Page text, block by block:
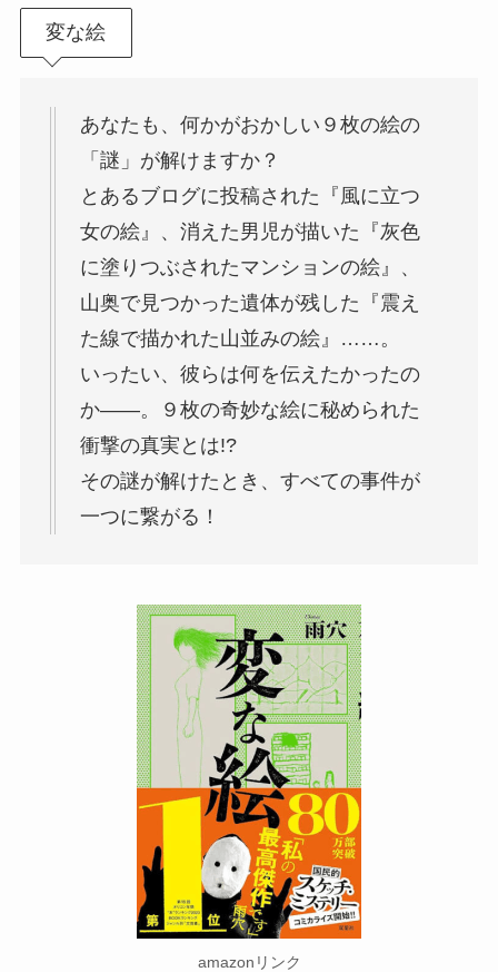
変な絵
あなたも、何かがおかしい９枚の絵の
「謎」が解けますか？
とあるブログに投稿された『風に立つ
女の絵』、消えた男児が描いた『灰色
に塗りつぶされたマンションの絵』、
山奥で見つかった遺体が残した『震え
た線で描かれた山並みの絵』……。
いったい、彼らは何を伝えたかったの
か――。９枚の奇妙な絵に秘められた
衝撃の真実とは!?
その謎が解けたとき、すべての事件が
一つに繋がる！
amazonリンク